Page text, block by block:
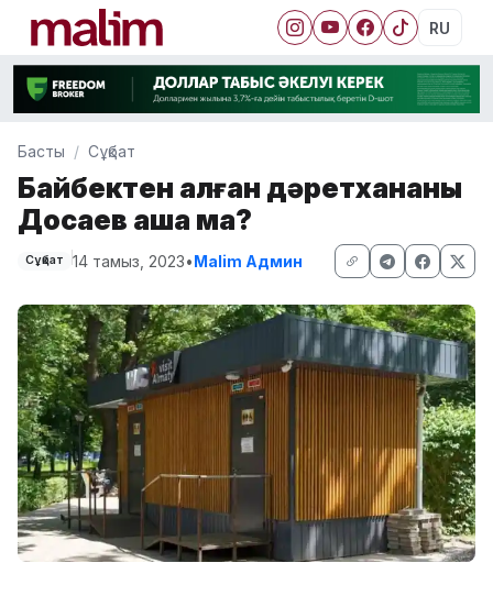
RU
Басты Сұқбат
Байбектен қалған дәретхананы
Досаев аша ма?
Сұқбат 14 тамыз, 2023•Malim Админ